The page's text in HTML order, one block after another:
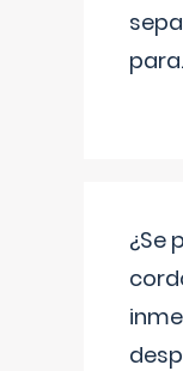
para
¿Se